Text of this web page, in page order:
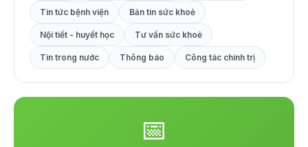
Tin tức bệnh viện Bản tin sức khoẻ
Nội tiết - huyết học Tư vấn sức khoẻ
Tin trong nước Thông báo Công tác chính trị
📅